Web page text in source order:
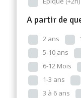
A partir de
2 ans
5-10 ans
6-12 Mois
1-3 ans
3 à 6 ans